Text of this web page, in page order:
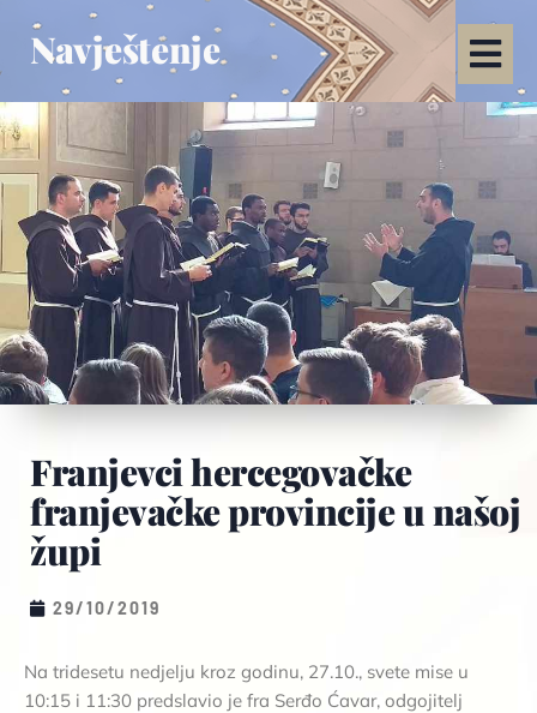
Navještenje
Franjevci hercegovačke
franjevačke provincije u našoj
župi
29/10/2019
Na tridesetu nedjelju kroz godinu, 27.10., svete mise u
10:15 i 11:30 predslavio je fra Serđo Ćavar, odgojitelj